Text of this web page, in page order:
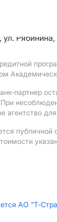
ул.
партнер
агентство
публичной
АО "Т-